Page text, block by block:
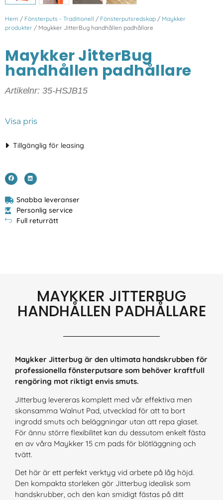
Hem / Fönsterputs - Traditionell / Fönsterputsredskap / Maykker
produkter / Maykker JitterBug handhållen padhållare
Maykker JitterBug
handhållen padhållare
Artikelnr: 35-HSJB15
Visa pris
Tillgänglig för leasing
Snabba leveranser
Personlig service
Full returrätt
MAYKKER JITTERBUG
HANDHÅLLEN PADHÅLLARE
Maykker Jitterbug är den ultimata handskrubben för
professionella fönsterputsare som behöver kraftfull
rengöring mot riktigt envis smuts.
Jitterbug levereras komplett med vår effektiva men
skonsamma Walnut Pad, utvecklad för att ta bort
ingrodd smuts och beläggningar utan att repa glaset.
För ännu större flexibilitet kan du dessutom enkelt fästa
en av våra Maykker 15 cm pads för blötläggning och
tvätt.
Det här är ett perfekt verktyg vid arbete på låg höjd.
Den kompakta storleken gör Jitterbug idealisk som
handskrubber, och den kan smidigt fästas på ditt